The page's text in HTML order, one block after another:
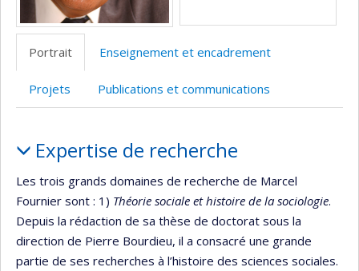
Portrait Enseignement et encadrement
Projets Publications et communications
Expertise de recherche
Les trois grands domaines de recherche de Marcel
Fournier sont : 1) Théorie sociale et histoire de la sociologie.
Depuis la rédaction de sa thèse de doctorat sous la
direction de Pierre Bourdieu, il a consacré une grande
partie de ses recherches à l’histoire des sciences sociales.